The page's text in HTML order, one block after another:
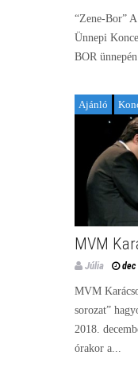
“Zene-Bor”
Ünnepi
BOR
Ajánló
MVM
Júlia dec
MVM
sorozat”
2018.
órakor a...